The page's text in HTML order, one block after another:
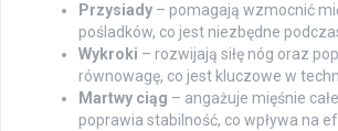
Przysiady – pomagają wzmocnić
pośladków, co jest niezbędne
Wykroki – rozwijają siłę nóg oraz
równowagę, co jest kluczowe w
Martwy ciąg – angażuje mięśnie
poprawia stabilność, co wpływa na